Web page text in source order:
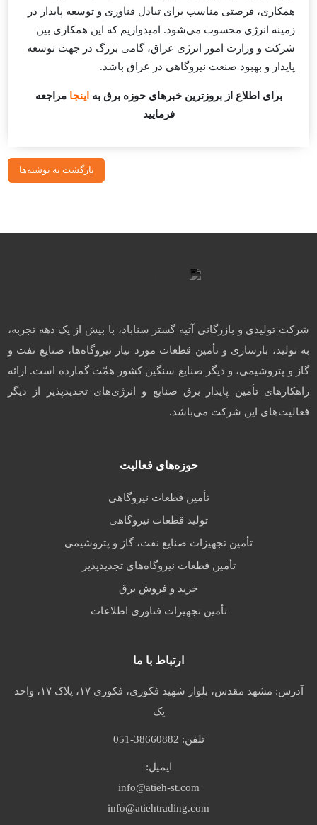
همکاری، فرصتی مناسب برای تبادل فناوری و توسعه پایدار در
زمینه انرژی محسوب می‌شود. امیدواریم که این همکاری بین
شرکت و وزارت امور انرژی عراق، گامی بزرگ در جهت توسعه
پایدار و بهبود صنعت نیروگاهی در عراق باشد.
برای اطلاع از بروزترین خبرهای حوزه برق به اینجا مراجعه
فرمایید
بازگشت به نوشته‌ها
شرکت تولیدی و بازرگانی آتیه گستر سناباد، با بیش از یک دهه تجربه،
به تولید، بازسازی و تأمین قطعات مورد نیاز نیروگاه‌ها، صنایع نفت و
گاز و پتروشیمی، و دیگر صنایع سنگین کشور همّت گمارده است. ارائه
راهکارهای تأمین پایدار برق صنایع و انرژی‌های تجدیدپذیر از دیگر
فعالیت‌های این شرکت می‌باشد.
حوزه‌های فعالیت
تأمین قطعات نیروگاهی
تولید قطعات نیروگاهی
تأمین تجهیزات صنایع نفت، گاز و پتروشیمی
تأمین قطعات نیروگاه‌های تجدیدپذیر
خرید و فروش برق
تأمین تجهیزات فناوری اطلاعات
ارتباط با ما
آدرس:
مشهد مقدس، بلوار شهید فکوری، فکوری ۱۷، پلاک ۱۷، واحد
یک
تلفن: 051-38660882
ایمیل:
info@atieh-st.com
info@atiehtrading.com